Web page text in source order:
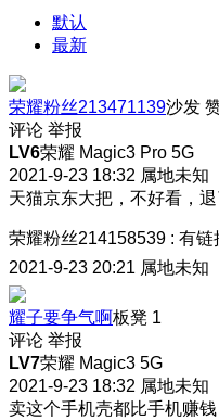
默认
最新
荣耀粉丝213471139沙发
评论 举报
LV6荣耀 Magic3 Pro 5G
2021-9-23 18:32 属地未知
天猫京东大把，不好看，
荣耀粉丝214158539 : 有链
2021-9-23 20:21 属地未知
耀子要争气啊板凳 1
评论 举报
LV7荣耀 Magic3 5G
2021-9-23 18:32 属地未知
卖这个手机壳都比手机赚钱